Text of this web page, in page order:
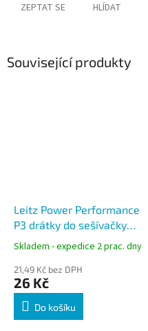
ZEPTAT SE HLÍDAT
Související produkty
Leitz Power Performance
P3 drátky do sešívačky
24/6
Skladem - expedice 2 prac. dny
21,49 Kč bez DPH
26 Kč
Do košíku